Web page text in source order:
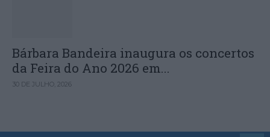
Bárbara Bandeira inaugura os concertos
da Feira do Ano 2026 em...
30 DE JULHO, 2026